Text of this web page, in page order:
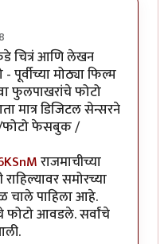
चित्रं आणि लेखन
मोठ्या फिल्म
फुलपाखरांचे फोटो
मात्र डिजिटल सेन्सरने
फोटो फेसबुक /
राजमाचीच्या
समोरच्या
चाले पाहिला आहे.
फोटो आवडले. सर्वांचे